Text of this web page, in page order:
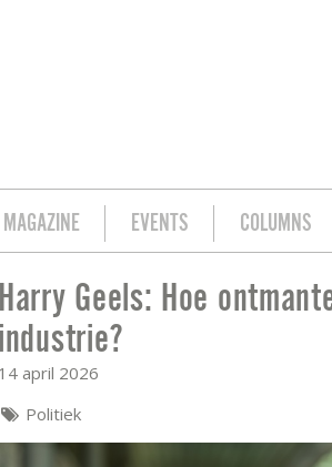
MAGAZINE EVENTS COLUMNS
WE DE POLARISATIE-
Harry Geels: Hoe
industrie?
14 april 2026
Politiek